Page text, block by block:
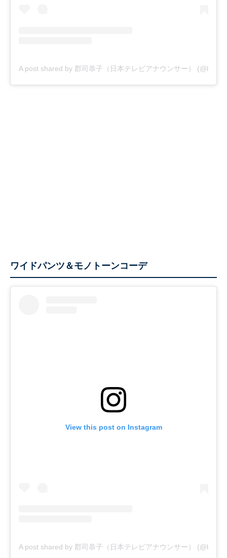
A post shared by 郡司恭子（日本テレビアナウンサー）
ワイドパンツ＆モノトーンコーデ
View this post on Instagram
A post shared by 郡司恭子（日本テレビアナウンサー）